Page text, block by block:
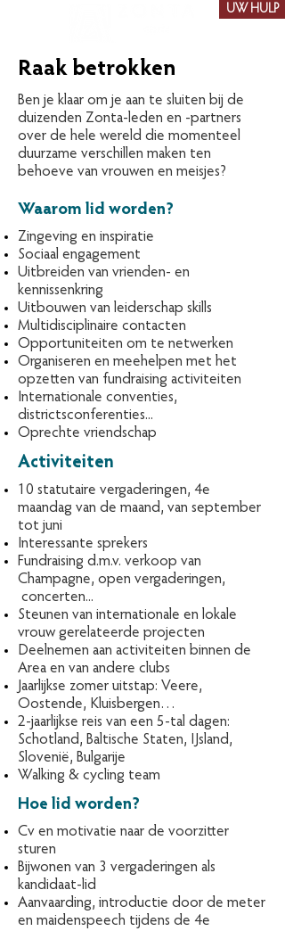
UW HULP
Raak betrokken
Ben je klaar om je aan te sluiten bij de
duizenden Zonta-leden en -partners
over de hele wereld die momenteel
duurzame verschillen maken ten
behoeve van vrouwen en meisjes?
Waarom lid worden?
Zingeving en inspiratie
Sociaal engagement
Uitbreiden van vrienden- en
kennissenkring
Uitbouwen van leiderschap skills
Multidisciplinaire contacten
Opportuniteiten om te netwerken
Organiseren en meehelpen met het
opzetten van fundraising activiteiten
Internationale conventies,
districtsconferenties...
Oprechte vriendschap
Activiteiten
10 statutaire vergaderingen, 4e
maandag van de maand, van september
tot juni
Interessante sprekers
Fundraising d.m.v. verkoop van
Champagne, open vergaderingen,
concerten...
Steunen van internationale en lokale
vrouw gerelateerde projecten
Deelnemen aan activiteiten binnen de
Area en van andere clubs
Jaarlijkse zomer uitstap: Veere,
Oostende, Kluisbergen…
2-jaarlijkse reis van een 5-tal dagen:
Schotland, Baltische Staten, IJsland,
Slovenië, Bulgarije
Walking & cycling team
Hoe lid worden?
Cv en motivatie naar de voorzitter
sturen
Bijwonen van 3 vergaderingen als
kandidaat-lid
Aanvaarding, introductie door de meter
en maidenspeech tijdens de 4e